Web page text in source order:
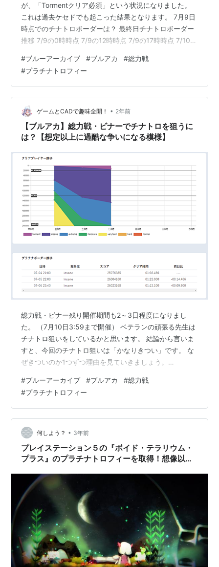
が、「Tormentクリア必須」という状況になりました。
これは過去ケセドでも起こった結果となります。 7月9日
時点でのチナトロボーダーは？ 最終日チナトロボーダー
推移 7/9の0時時点 7/9の12時時点 7/9の17時時点 7/10の
のか？ ビナーは比較的簡単なボスになってしまった 水着
カンナの登場 まとめ 7月9日時点でのチナトロボーダー
は？ まずは本日7/9の21:30時時点でのボーダーを見てみ
ましょう。 出典はそうりきボーダーから。 7/9(火)の0時
時点でほぼ間違いなくTorm…
#ブルーアーカイブ #ブルアカ #総力戦
#プラチナトロフィー
ゲームとCADで趣味全開！ • 2年前
【ブルアカ】総力戦・ビナーでチナトロを狙うに
は？【想定以上に過酷な争いになる模様】
総力戦・ビナー残り開催期間も2～3日程度になりまし
た。 （7月10日3:59まで開催） ベテランの頑張る先生は
チナトロ狙いをしているかと思います。 結論から言いま
すと、今回のチナトロ狙いは「かなりきつい」です。 な
ぜきついのか1つずつ理由を見ていきましょう。
channel.hatenablog.com Extreme、Insane1凸攻略は以
下を参考に下さい。 utane-channel.hatenablog.com
Torment2凸クリアの編成やTLはこちらを参考ください。
utane-channel.hatenablog…
#ブルーアーカイブ #ブルアカ #総力戦
#プラチナトロフィー
何しよう？ • 3年前
プレイステーション５の『ボイド・テラリウム・
プラス』のプラチナトロフィーを取得！想像以上